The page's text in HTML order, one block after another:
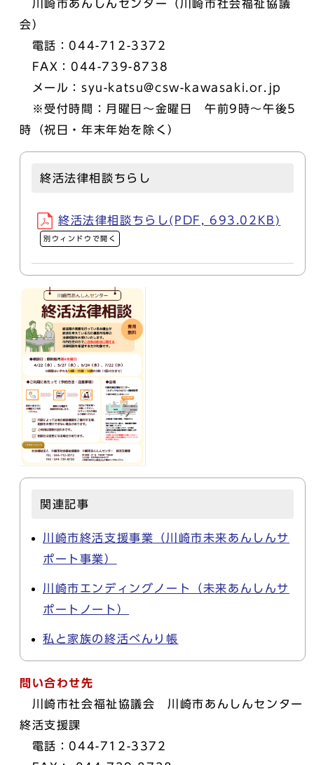
川崎市あんしんセンター（川崎市社会福祉協議
会）
電話：044-712-3372
FAX：044-739-8738
メール：syu-katsu@csw-kawasaki.or.jp
※受付時間：月曜日～金曜日 午前9時～午後5
時（祝日・年末年始を除く）
終活法律相談ちらし
終活法律相談ちらし(PDF, 693.02KB)
別ウィンドウで開く
関連記事
川崎市終活支援事業（川崎市未来あんしんサ
ポート事業）
川崎市エンディングノート（未来あんしんサ
ポートノート）
私と家族の終活べんり帳
問い合わせ先
川崎市社会福祉協議会 川崎市あんしんセンター
終活支援課
電話：044-712-3372